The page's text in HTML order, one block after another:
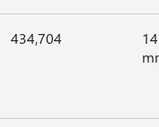
434,704